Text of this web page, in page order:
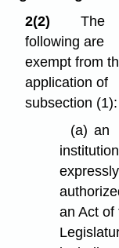
2(2)
The
following are
exempt from
application of
subsection (1):
(a) an
institution
expressly
an Act of